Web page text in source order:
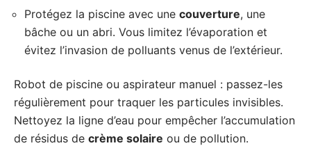
Protégez la piscine avec une couverture, une
bâche ou un abri. Vous limitez l’évaporation et
évitez l’invasion de polluants venus de l’extérieur.
Robot de piscine ou aspirateur manuel : passez-les
régulièrement pour traquer les particules invisibles.
Nettoyez la ligne d’eau pour empêcher l’accumulation
de résidus de crème solaire ou de pollution.